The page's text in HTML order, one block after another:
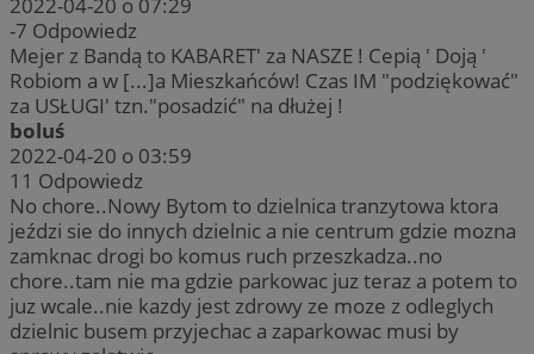
-7 Odpowiedz
Mejer z Bandą to KABARET' za NASZE ! Cepią ' Doją '
Robiom a w [...]a Mieszkańców! Czas IM "podziękować"
za USŁUGI' tzn."posadzić" na dłużej !
boluś
2022-04-20 o 03:59
11 Odpowiedz
No chore..Nowy Bytom to dzielnica tranzytowa ktora
jeździ sie do innych dzielnic a nie centrum gdzie mozna
zamknac drogi bo komus ruch przeszkadza..no
chore..tam nie ma gdzie parkowac juz teraz a potem to
juz wcale..nie kazdy jest zdrowy ze moze z odleglych
dzielnic busem przyjechac a zaparkowac musi by